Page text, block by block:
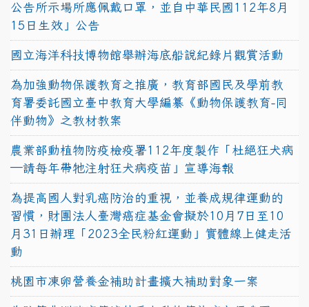
公告所示場所應佩戴口罩，並自中華民國112年8月
15日生效」公告
國立海洋科技博物館舉辦海底船說紀錄片觀賞活動
為加強動物保護教育之推廣，教育部國民及學前教
育署委託國立臺中教育大學編纂《動物保護教育-同
伴動物》之教材教案
農業部動植物防疫檢疫署112年度製作「杜絕狂犬病
—請每年帶牠注射狂犬病疫苗」宣導海報
為提高國人對乳癌防治的重視，並養成規律運動的
習慣，財團法人臺灣癌症基金會擬於10月7日至10
月31日辦理「2023全民粉紅運動」實體線上健走活
動
桃園市凍卵營養金補助計畫擴大補助對象一案